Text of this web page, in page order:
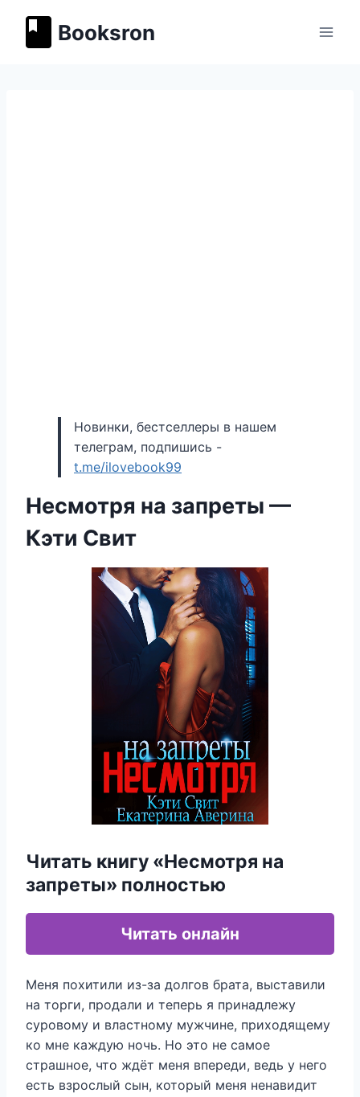
содержимому
Booksron
Новинки, бестселлеры в нашем
телеграм, подпишись -
t.me/ilovebook99
Несмотря на запреты —
Кэти Свит
Читать книгу «Несмотря на
запреты» полностью
Читать онлайн
Меня похитили из-за долгов брата, выставили
на торги, продали и теперь я принадлежу
суровому и властному мужчине, приходящему
ко мне каждую ночь. Но это не самое
страшное, что ждёт меня впереди, ведь у него
есть взрослый сын, который меня ненавидит